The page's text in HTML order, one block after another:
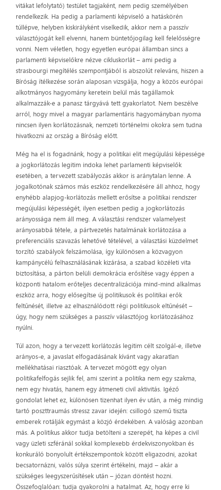
vitákat lefolytató) testület tagjaként, nem pedig személyében
rendelkezik. Ha pedig a parlamenti képviselő a hatáskörén
túllépve, helyben kiskirályként viselkedik, akkor nem a passzív
választójogát kell elvenni, hanem büntetőjogilag kell felelősségre
vonni. Nem véletlen, hogy egyetlen európai államban sincs a
parlamenti képviselőkre nézve cikluskorlát – ami pedig a
strasbourgi megítélés szempontjából is abszolút releváns, hiszen a
Bíróság ítélkezése során alaposan vizsgálja, hogy a közös európai
alkotmányos hagyomány keretein belül más tagállamok
alkalmazzák-e a panasz tárgyává tett gyakorlatot. Nem beszélve
arról, hogy mivel a magyar parlamentáris hagyományban nyoma
nincsen ilyen korlátozásnak, nemzeti történelmi okokra sem tudna
hivatkozni az ország a Bíróság előtt.
Még ha el is fogadnánk, hogy a politikai elit megújulási képessége
a jogkorlátozás legitim indoka lehet parlamenti képviselők
esetében, a tervezett szabályozás akkor is aránytalan lenne. A
jogalkotónak számos más eszköz rendelkezésére áll ahhoz, hogy
enyhébb alapjog-korlátozás mellett erősítse a politikai rendszer
megújulási képességét, ilyen esetben pedig a jogkorlátozás
arányossága nem áll meg. A választási rendszer valamelyest
arányosabbá tétele, a pártvezetés hatalmának korlátozása a
preferenciális szavazás lehetővé tételével, a választási küzdelmet
torzító szabályok felszámolása, így különösen a közvagyon
kampánycélú felhasználásának kizárása, a szabad közéleti vita
biztosítása, a párton belüli demokrácia erősítése vagy éppen a
központi hatalom erőteljes decentralizációja mind-mind alkalmas
eszköz arra, hogy elősegítse új politikusok és politikai erők
feltűnését, illetve az elhasználódott régi politikusok eltűnését –
úgy, hogy nem szükséges a passzív választójog korlátozásához
nyúlni.
Túl azon, hogy a tervezett korlátozás legitim célt szolgál-e, illetve
arányos-e, a javaslat elfogadásának kívánt vagy akaratlan
mellékhatásai riasztóak. A tervezet mögött egy olyan
politikafelfogás sejlik fel, ami szerint a politika nem egy szakma,
nem egy hivatás, hanem egy átmeneti civil aktivitás. Igéző
gondolat lehet ez, különösen tizenhat ilyen év után, a még mindig
tartó poszttraumás stressz zavar idején: csillogó szemű tiszta
emberek rotálják egymást a közjó érdekében. A valóság azonban
más. A politikus akkor tudja betölteni a szerepét, ha képes a civil
vagy üzleti szféránál sokkal komplexebb érdekviszonyokban és
konkuráló bonyolult értékszempontok között eligazodni, azokat
becsatornázni, valós súlya szerint értékelni, majd – akár a
szükséges leegyszerűsítések után – józan döntést hozni.
Összefoglalóan: tudja gyakorolni a hatalmat. Az, hogy erre ki